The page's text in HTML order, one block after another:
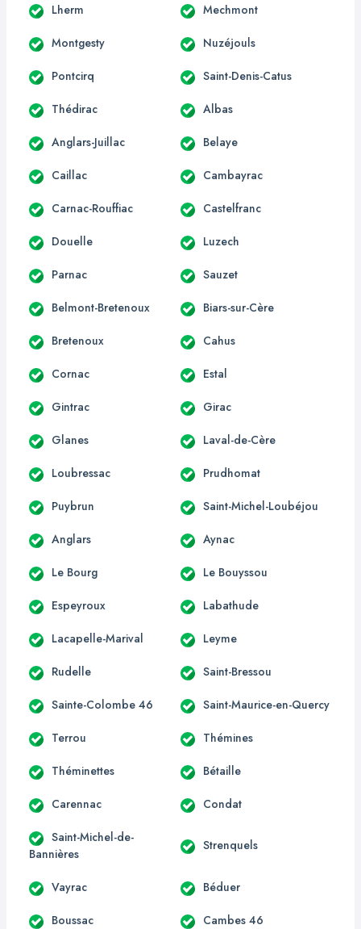
Lherm Mechmont
Montgesty Nuzéjouls
Pontcirq Saint-Denis-Catus
Thédirac Albas
Anglars-Juillac Belaye
Caillac Cambayrac
Carnac-Rouffiac Castelfranc
Douelle Luzech
Parnac Sauzet
Belmont-Bretenoux Biars-sur-Cère
Bretenoux Cahus
Cornac Estal
Gintrac Girac
Glanes Laval-de-Cère
Loubressac Prudhomat
Puybrun Saint-Michel-Loubéjou
Anglars Aynac
Le Bourg Le Bouyssou
Espeyroux Labathude
Lacapelle-Marival Leyme
Rudelle Saint-Bressou
Sainte-Colombe 46 Saint-Maurice-en-Quercy
Terrou Thémines
Théminettes Bétaille
Carennac Condat
Saint-Michel-de-
Bannières
Strenquels
Vayrac Béduer
Boussac Cambes 46